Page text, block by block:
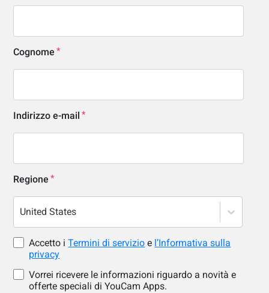
Cognome
Indirizzo e-mail
Regione
United States
Accetto iTermini di servizio e l’Informativa sulla
privacy
Vorrei ricevere le informazioni riguardo a novità e
offerte speciali di YouCam Apps.